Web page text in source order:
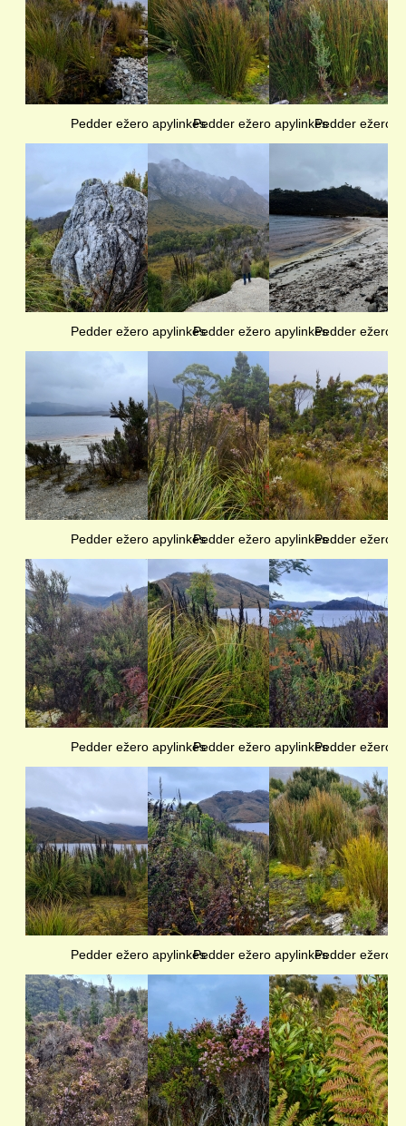
Pedder ežero apylinkėsPedder ežero apylinkėsPedder ežero
Pedder ežero apylinkėsPedder ežero apylinkėsPedder ežero
Pedder ežero apylinkėsPedder ežero apylinkėsPedder ežero
Pedder ežero apylinkėsPedder ežero apylinkėsPedder ežero
Pedder ežero apylinkėsPedder ežero apylinkėsPedder ežero